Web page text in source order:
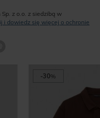
z o.o. z siedzibą w
i dowiedz się więcej o ochronie
Google+
-30%